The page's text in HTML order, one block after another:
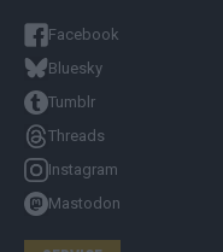
Facebook
Bluesky
Tumblr
Threads
Instagram
Mastodon